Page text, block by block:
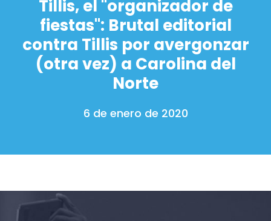
Tillis, el "organizador de
fiestas": Brutal editorial
contra Tillis por avergonzar
(otra vez) a Carolina del
Norte
6 de enero de 2020